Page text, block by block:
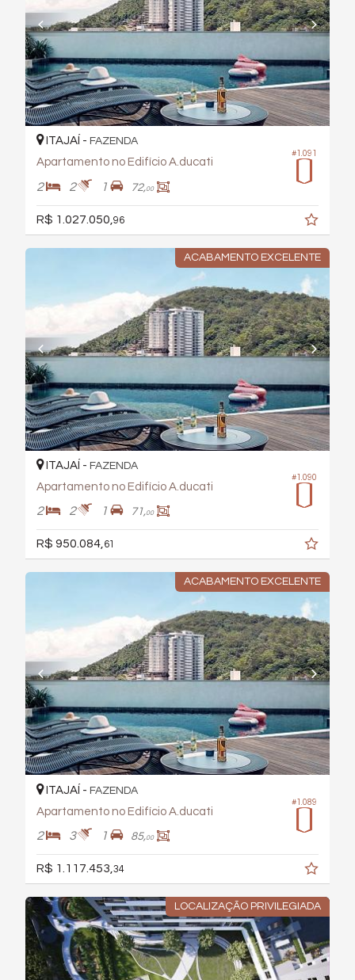
#1.091
ITAJAÍ - FAZENDA
Apartamento no Edifício A.ducati
2 2 1 72,00
R$ 1.027.050, 96
ACABAMENTO EXCELENTE
#1.090
ITAJAÍ - FAZENDA
Apartamento no Edifício A.ducati
2 2 1 71,00
R$ 950.084,61
ACABAMENTO EXCELENTE
#1.089
ITAJAÍ - FAZENDA
Apartamento no Edifício A.ducati
2 3 1 85,00
R$ 1.117.453, 34
LOCALIZAÇÃO PRIVILEGIADA